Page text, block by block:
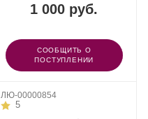
1 000 руб.
СООБЩИТЬ О
ПОСТУПЛЕНИИ
ЛЮ-00000854
5